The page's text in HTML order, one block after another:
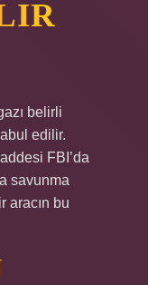
belirli
edilir.
FBI’da
savunma
aracın bu